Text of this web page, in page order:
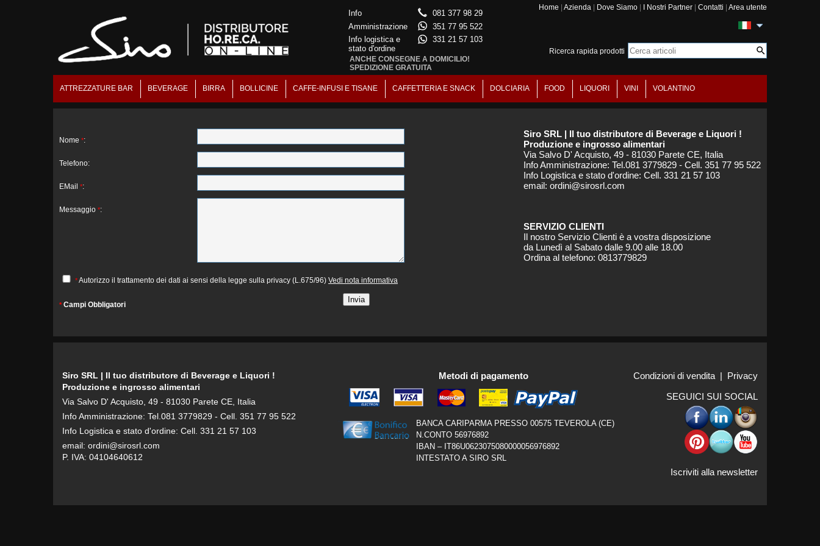
Info
081 377 98 29
Amministrazione
351 77 95 522
Info logistica e
stato d'ordine
331 21 57 103
ANCHE CONSEGNE A DOMICILIO!
SPEDIZIONE GRATUITA
Home Azienda Dove Siamo I Nostri Partner Contatti Area utente
Ricerca rapida prodotti
ATTREZZATURE BAR BEVERAGE BIRRA BOLLICINE CAFFE-INFUSI E TISANE CAFFETTERIA E SNACK DOLCIARIA FOOD LIQUORI VINI VOLANTINO
Nome *:
Telefono:
EMail *:
Messaggio *:
*Autorizzo il trattamento dei dati ai sensi della legge sulla privacy (L.675/96) Vedi nota informativa
* Campi Obbligatori
Siro SRL | Il tuo distributore di Beverage e Liquori !
Produzione e ingrosso alimentari
Via Salvo D' Acquisto, 49 - 81030 Parete CE, Italia
Info Amministrazione: Tel.081 3779829 - Cell. 351 77 95 522
Info Logistica e stato d'ordine: Cell. 331 21 57 103
email: ordini@sirosrl.com
SERVIZIO CLIENTI
Il nostro Servizio Clienti è a vostra disposizione
da Lunedì al Sabato dalle 9.00 alle 18.00
Ordina al telefono: 0813779829
Siro SRL | Il tuo distributore di Beverage e Liquori !
Produzione e ingrosso alimentari
Via Salvo D' Acquisto, 49 - 81030 Parete CE, Italia
Info Amministrazione: Tel.081 3779829 - Cell. 351 77 95 522
Info Logistica e stato d'ordine: Cell. 331 21 57 103
email: ordini@sirosrl.com
P. IVA: 04104640612
Metodi di pagamento
BANCA CARIPARMA PRESSO 00575 TEVEROLA (CE)
N.CONTO 56976892
IBAN – IT86U0623075080000056976892
INTESTATO A SIRO SRL
Condizioni di vendita | Privacy
SEGUICI SUI SOCIAL
Iscriviti alla newsletter